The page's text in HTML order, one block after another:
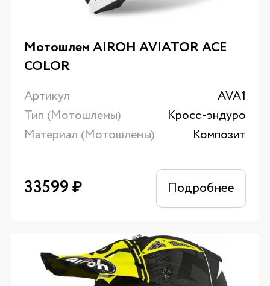
Мотошлем AIROH AVIATOR ACE
COLOR
Артикул
AVA1
Тип (Мотошлемы)
Кросс-эндуро
Материал (Мотошлемы)
Композит
33599₽ Подробнее